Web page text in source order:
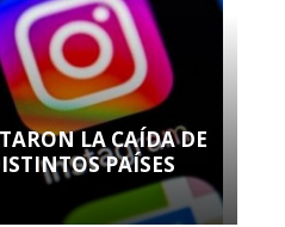
LA CAÍDA DE
PAÍSES